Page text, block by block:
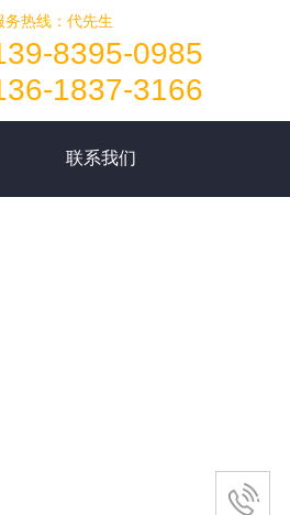
务热线：代先生
8395-0985
1837-3166
联系我们